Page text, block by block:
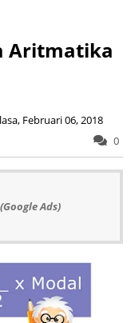
Aritmatika
Februari 06, 2018
0
Ads)